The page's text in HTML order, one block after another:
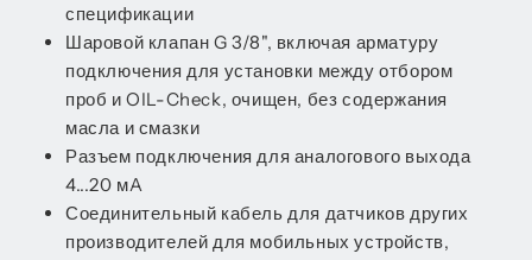
спецификации
Шаровой клапан G 3/8", включая арматуру
подключения для установки между отбором
проб и OIL-Check, очищен, без содержания
масла и смазки
Разъем подключения для аналогового выхода
4...20 мA
Соединительный кабель для датчиков других
производителей для мобильных устройств,